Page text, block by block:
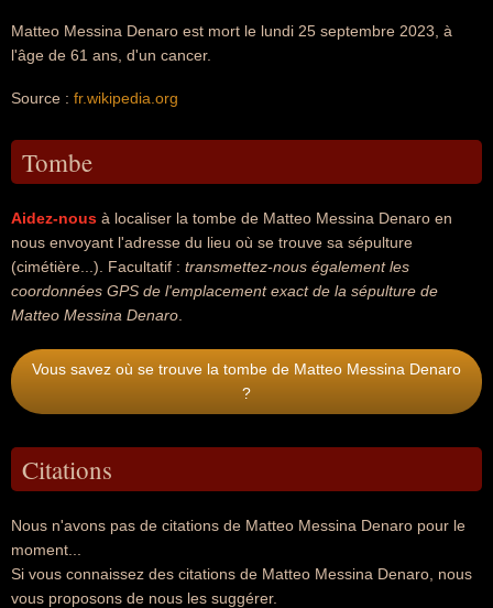
Matteo Messina Denaro est mort le lundi 25 septembre 2023, à
l'âge de 61 ans, d'un cancer.
Source : fr.wikipedia.org
Tombe
Aidez-nous à localiser la tombe de Matteo Messina Denaro en
nous envoyant l'adresse du lieu où se trouve sa sépulture
(cimétière...). Facultatif : transmettez-nous également les
coordonnées GPS de l'emplacement exact de la sépulture de
Matteo Messina Denaro
Vous savez où se trouve la tombe de Matteo Messina Denaro
?
Citations
Nous n'avons pas de citations de Matteo Messina Denaro pour le
moment...
Si vous connaissez des citations de Matteo Messina Denaro, nous
vous proposons de nous les suggérer.